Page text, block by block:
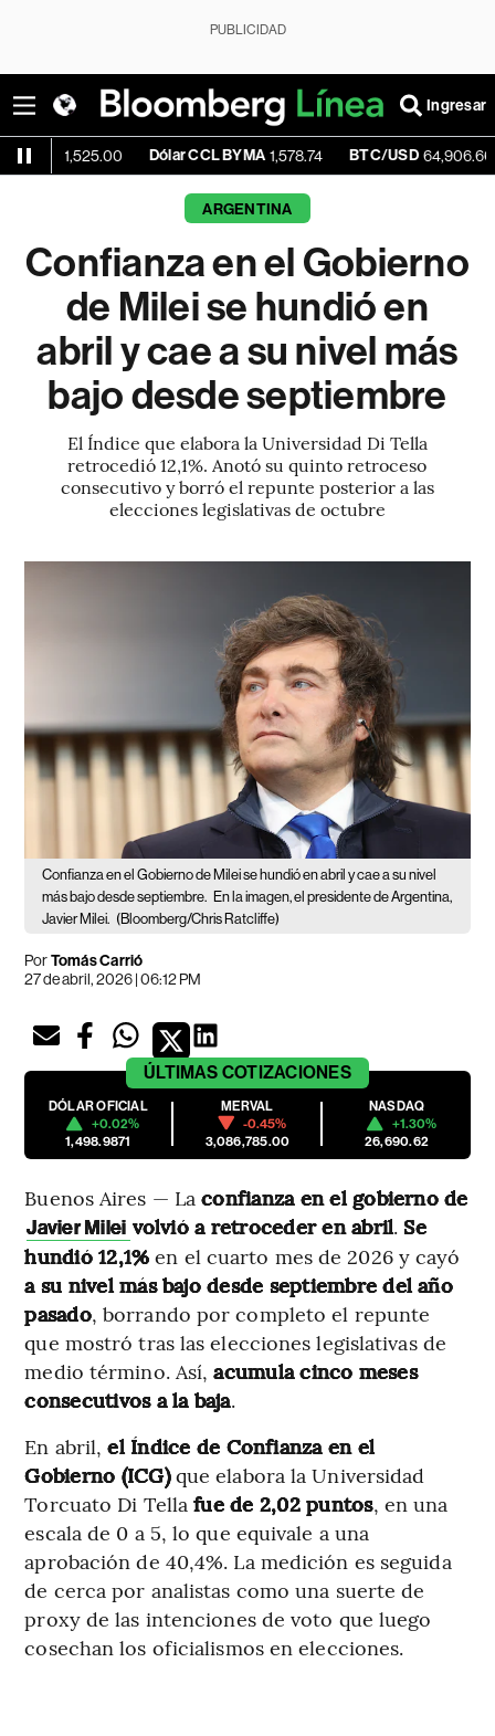
PUBLICIDAD
Ingresar
Dólar CCL BYMA 1,578.74 BTC/USD 64,906.66 -
ARGENTINA
Confianza en el Gobierno
de Milei se hundió en
abril y cae a su nivel más
bajo desde septiembre
El Índice que elabora la Universidad Di Tella
retrocedió 12,1%. Anotó su quinto retroceso
consecutivo y borró el repunte posterior a las
elecciones legislativas de octubre
Confianza en el Gobierno de Milei se hundió en abril y cae a su nivel
más bajo desde septiembre. En la imagen, el presidente de Argentina,
Javier Milei. (Bloomberg/Chris Ratcliffe)
PorTomás Carrió
27 de abril, 2026 | 06:12 PM
ÚLTIMAS COTIZACIONES
DÓLAR OFICIAL
+0.02%
1,498.9871
MERVAL
-0.45%
3,086,785.00
NASDAQ
+1.30%
26,690.62
Buenos Aires — Laconfianza en el gobierno de
Javier Milei volvió a retroceder en abril. Se
hundió 12,1% en el cuarto mes de 2026 y cayó
a su nivel más bajo desde septiembre del año
pasado, borrando por completo el repunte
que mostró tras las elecciones legislativas de
medio término. Así,acumula cinco meses
consecutivos a la baja.
En abril,el Índice de Confianza en el
Gobierno (ICG)que elabora la Universidad
Torcuato Di Tellafue de 2,02 puntos, en una
escala de 0 a 5, lo que equivale a una
aprobación de 40,4%. La medición es seguida
de cerca por analistas como una suerte de
proxy de las intenciones de voto que luego
cosechan los oficialismos en elecciones.